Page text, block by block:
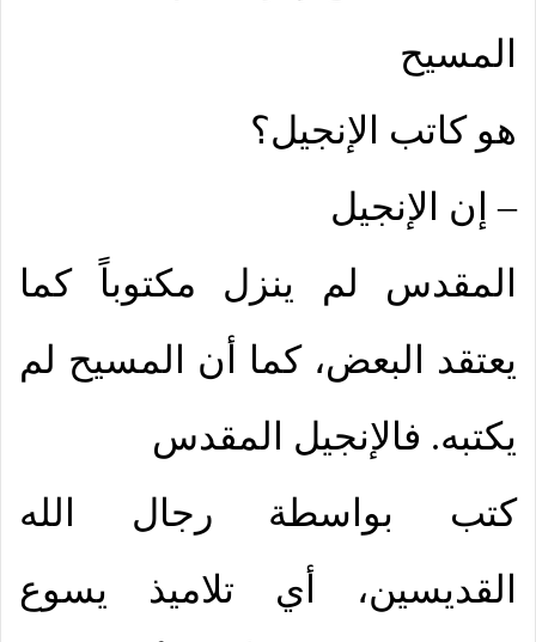
المسيح
هو كاتب الإنجيل؟
– إن الإنجيل
المقدس لم ينزل مكتوباً كما
يعتقد البعض، كما أن المسيح لم
يكتبه. فالإنجيل المقدس
كتب بواسطة رجال الله
القديسين، أي تلاميذ يسوع